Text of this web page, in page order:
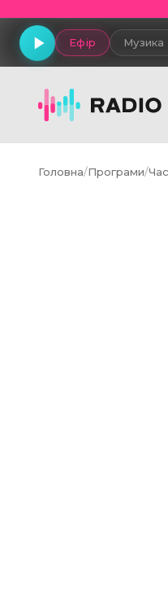
Ефір Музика
Головна/Програми/